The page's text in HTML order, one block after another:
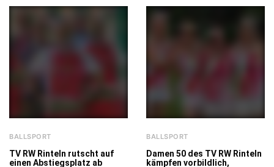
BALLSPORT
TV RW Rinteln rutscht auf
einen Abstiegsplatz ab
BALLSPORT
Damen 50 des TV RW Rinteln
kämpfen vorbildlich,